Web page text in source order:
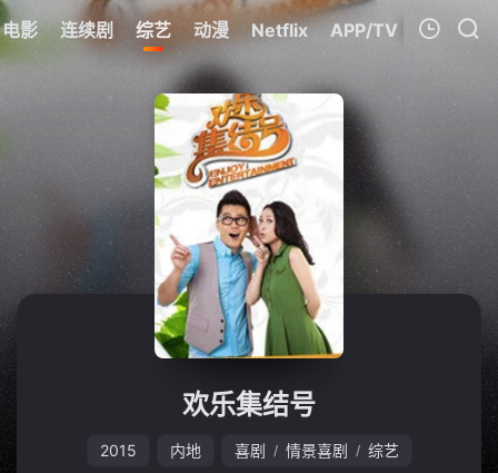
电影 连续剧 综艺 动漫 Netflix APP/TV
我的观影记录
暂无观看影片的记录
欢乐集结号
2015 内地 喜剧 / 情景喜剧 / 综艺